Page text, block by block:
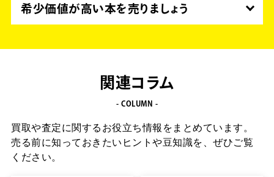
売れる傾向があります。
買取に出す場合はできるだけ早く売りましょう。
がります。
希少価値が高い本を売りましょう
関連コラム
- COLUMN -
買取や査定に関するお役立ち情報をまとめています。
売る前に知っておきたいヒントや豆知識を、ぜひご覧
ください。